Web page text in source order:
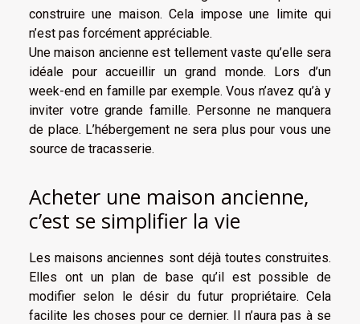
construire une maison. Cela impose une limite qui
n’est pas forcément appréciable.
Une maison ancienne est tellement vaste qu’elle sera
idéale pour accueillir un grand monde. Lors d’un
week-end en famille par exemple. Vous n’avez qu’à y
inviter votre grande famille. Personne ne manquera
de place. L’hébergement ne sera plus pour vous une
source de tracasserie.
Acheter une maison ancienne,
c’est se simplifier la vie
Les maisons anciennes sont déjà toutes construites.
Elles ont un plan de base qu’il est possible de
modifier selon le désir du futur propriétaire. Cela
facilite les choses pour ce dernier. Il n’aura pas à se